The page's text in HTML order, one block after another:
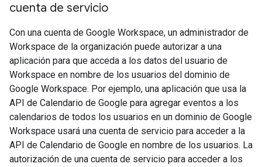
cuenta de servicio
Con una cuenta de Google Workspace, un administrador de
Workspace de la organización puede autorizar a una
aplicación para que acceda a los datos del usuario de
Workspace en nombre de los usuarios del dominio de
Google Workspace. Por ejemplo, una aplicación que usa la
API de Calendario de Google para agregar eventos a los
calendarios de todos los usuarios en un dominio de Google
Workspace usará una cuenta de servicio para acceder a la
API de Calendario de Google en nombre de los usuarios. La
autorización de una cuenta de servicio para acceder a los